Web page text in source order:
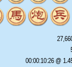
00:00:10:26 @